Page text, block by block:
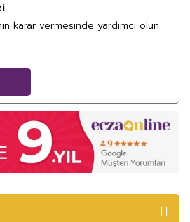
karar vermesinde yardımcı olun